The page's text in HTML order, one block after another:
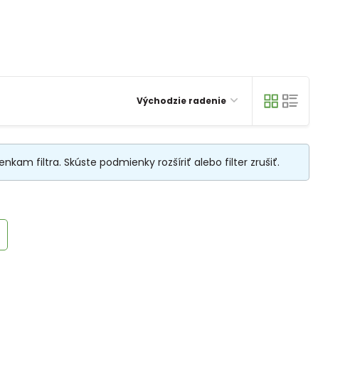
Východzie radenie
filtra. Skúste podmienky rozšíriť alebo filter zrušiť.